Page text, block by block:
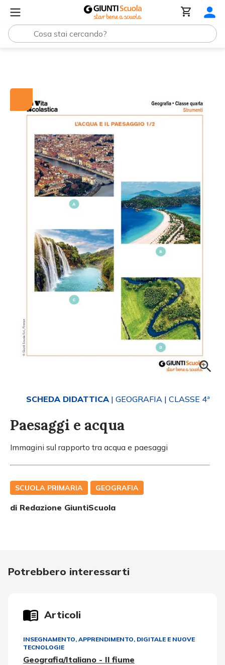
SCHEDA DIDATTICA | GEOGRAFIA | CLASSE 4ª
Paesaggi e acqua
Immagini sul rapporto tra acqua e paesaggi
SCUOLA PRIMARIA GEOGRAFIA
di Redazione GiuntiScuola
Potrebbero interessarti
Articoli
INSEGNAMENTO, APPRENDIMENTO, DIGITALE E NUOVE
TECNOLOGIE
Geografia/Italiano - Il fiume